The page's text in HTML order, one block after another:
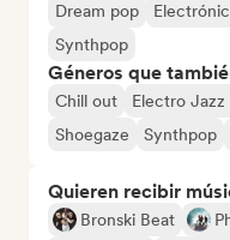
Dream pop
Synthpop
Géneros que
Chill out Electro
Shoegaze
Synthpop
Quieren recibir
Bronski Beat